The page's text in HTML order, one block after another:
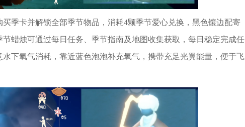
季卡并解锁全部季节物品，消耗4颗季节爱心兑换，黑色镶边配寄
蜡烛可通过每日任务、季节指南及地图收集获取，每日稳定完成任
下氧气消耗，靠近蓝色泡泡补充氧气，携带充足光翼能量，便于飞